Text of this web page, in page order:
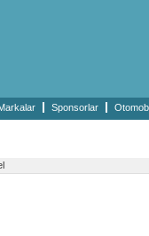
Sponsorlar